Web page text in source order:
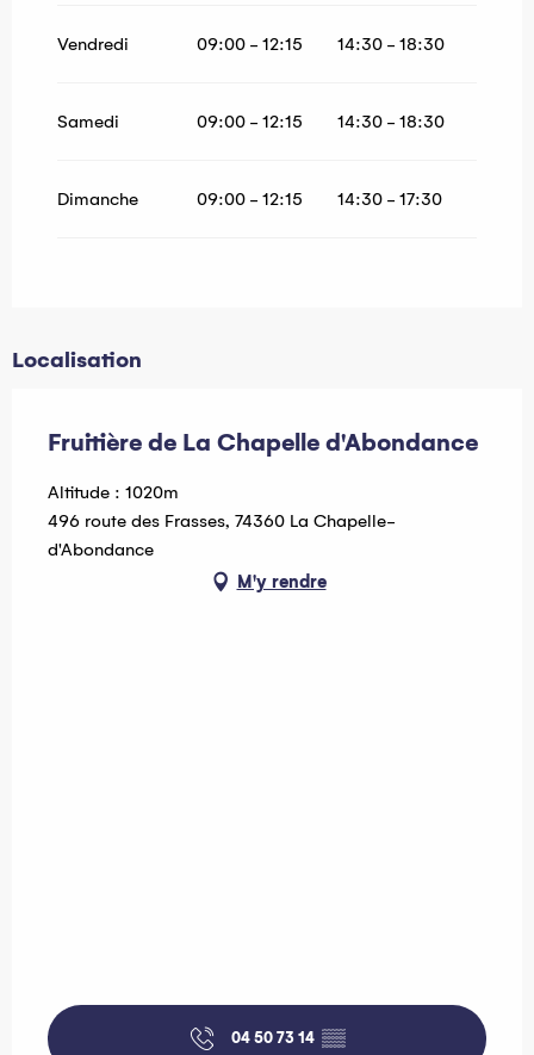
Vendredi 09:00 - 12:15 14:30 - 18:30
Samedi 09:00 - 12:15 14:30 - 18:30
Dimanche 09:00 - 12:15 14:30 - 17:30
Localisation
Fruitière de La Chapelle d'Abondance
Altitude : 1020m
496 route des Frasses, 74360 La Chapelle-
d'Abondance
M'y rendre
04 50 73 14 ▒▒